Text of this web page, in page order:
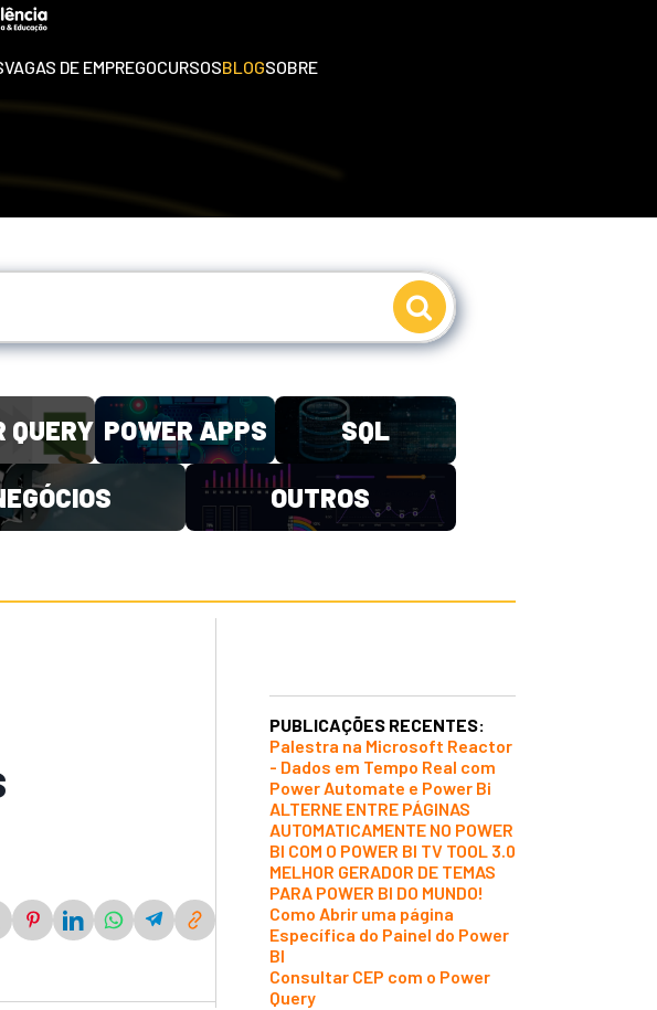
VAGAS DE EMPREGOCURSOSBLOGSOBRE
QUERY POWER APPS SQL
OUTROS
PUBLICAÇÕES RECENTES:
Palestra na Microsoft Reactor
- Dados em Tempo Real com
Power Automate e Power Bi
ALTERNE ENTRE PÁGINAS
AUTOMATICAMENTE NO POWER
BI COM O POWER BI TV TOOL 3.0
MELHOR GERADOR DE TEMAS
PARA POWER BI DO MUNDO!
Como Abrir uma página
Específica do Painel do Power
BI
Consultar CEP com o Power
Query